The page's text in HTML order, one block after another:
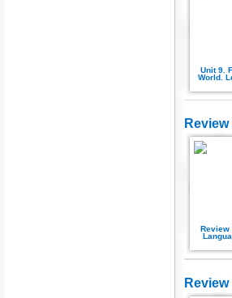
Unit 9.
World.
Review